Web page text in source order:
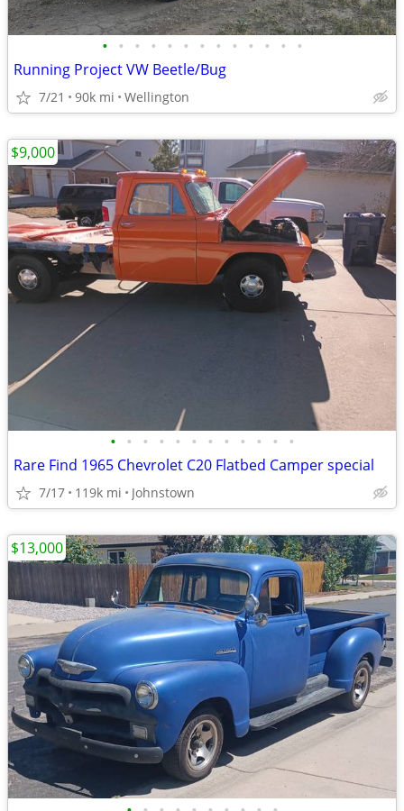
• • • • • • • • • • • • •
Running Project VW Beetle/Bug
7/21 90k mi Wellington
• • • • • • • • • • • •
Rare Find 1965 Chevrolet C20 Flatbed Camper special
7/17 119k mi Johnstown
$9,000
$13,000